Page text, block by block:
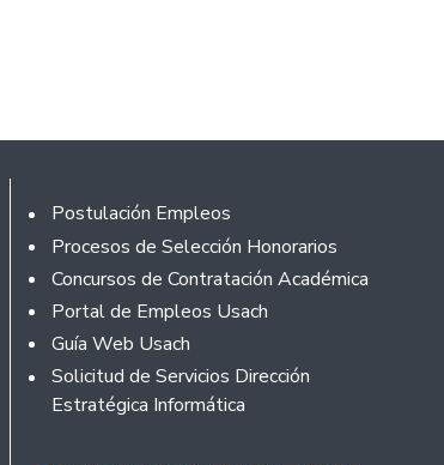
Footer
Postulación Empleos
Procesos de Selección Honorarios
Concursos de Contratación Académica
Portal de Empleos Usach
Guía Web Usach
Solicitud de Servicios Dirección
Estratégica Informática